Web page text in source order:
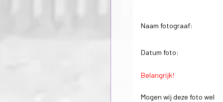
Naam fotograaf:
Datum foto:
Belangrijk!
Mogen wij deze foto wel